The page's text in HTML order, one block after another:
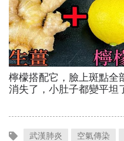
武漢肺炎 空氣傳染